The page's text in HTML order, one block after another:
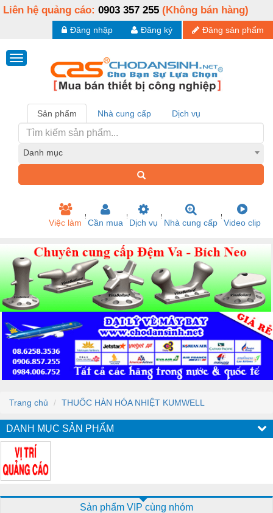
Liên hệ quảng cáo: 0903 357 255 (Không bán hàng)
Đăng sản phẩm
Đăng ký
Đăng nhập
Sản phẩm Nhà cung cấp Dịch vụ
Danh mục
Việc làm Cần mua Dịch vụ Nhà cung cấp Video clip
Trang chủ THUỐC HÀN HÓA NHIỆT KUMWELL
DANH MỤC SẢN PHẨM
Sản phẩm VIP cùng nhóm